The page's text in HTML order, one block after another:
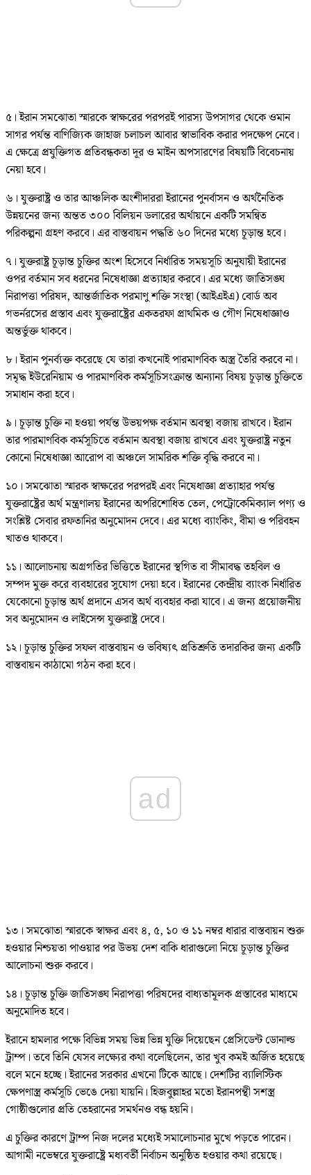
৫। ইরান সমঝোতা স্মারকে স্বাক্ষরের পরপরই পারস্য উপসাগর থেকে ওমান
সাগর পর্যন্ত বাণিজ্যিক জাহাজ চলাচল আবার স্বাভাবিক করার পদক্ষেপ নেবে।
এ ক্ষেত্রে প্রযুক্তিগত প্রতিবন্ধকতা দূর ও মাইন অপসারণের বিষয়টি বিবেচনায়
নেয়া হবে।
৬। যুক্তরাষ্ট্র ও তার আঞ্চলিক অংশীদাররা ইরানের পুনর্বাসন ও অর্থনৈতিক
উন্নয়নের জন্য অন্তত ৩০০ বিলিয়ন ডলারের অর্থায়নে একটি সমন্বিত
পরিকল্পনা গ্রহণ করবে। এর বাস্তবায়ন পদ্ধতি ৬০ দিনের মধ্যে চূড়ান্ত হবে।
৭। যুক্তরাষ্ট্র চূড়ান্ত চুক্তির অংশ হিসেবে নির্ধারিত সময়সূচি অনুযায়ী ইরানের
ওপর বর্তমান সব ধরনের নিষেধাজ্ঞা প্রত্যাহার করবে। এর মধ্যে জাতিসঙ্ঘ
নিরাপত্তা পরিষদ, আন্তর্জাতিক পরমাণু শক্তি সংস্থা (আইএইএ) বোর্ড অব
গভর্নরসের প্রস্তাব এবং যুক্তরাষ্ট্রের একতরফা প্রাথমিক ও গৌণ নিষেধাজ্ঞাও
অন্তর্ভুক্ত থাকবে।
৮। ইরান পুনর্ব্যক্ত করেছে যে তারা কখনোই পারমাণবিক অস্ত্র তৈরি করবে না।
সমৃদ্ধ ইউরেনিয়াম ও পারমাণবিক কর্মসূচিসংক্রান্ত অন্যান্য বিষয় চূড়ান্ত চুক্তিতে
সমাধান করা হবে।
৯। চূড়ান্ত চুক্তি না হওয়া পর্যন্ত উভয়পক্ষ বর্তমান অবস্থা বজায় রাখবে। ইরান
তার পারমাণবিক কর্মসূচিতে বর্তমান অবস্থা বজায় রাখবে এবং যুক্তরাষ্ট্র নতুন
কোনো নিষেধাজ্ঞা আরোপ বা অঞ্চলে সামরিক শক্তি বৃদ্ধি করবে না।
১০। সমঝোতা স্মারক স্বাক্ষরের পরপরই এবং নিষেধাজ্ঞা প্রত্যাহার পর্যন্ত
যুক্তরাষ্ট্রের অর্থ মন্ত্রণালয় ইরানের অপরিশোধিত তেল, পেট্রোকেমিক্যাল পণ্য ও
সংশ্লিষ্ট সেবার রফতানির অনুমোদন দেবে। এর মধ্যে ব্যাংকিং, বীমা ও পরিবহন
খাতও থাকবে।
১১। আলোচনায় অগ্রগতির ভিত্তিতে ইরানের স্থগিত বা সীমাবদ্ধ তহবিল ও
সম্পদ মুক্ত করে ব্যবহারের সুযোগ দেয়া হবে। ইরানের কেন্দ্রীয় ব্যাংক নির্ধারিত
যেকোনো চূড়ান্ত অর্থ প্রদানে এসব অর্থ ব্যবহার করা যাবে। এ জন্য প্রয়োজনীয়
সব অনুমোদন ও লাইসেন্স যুক্তরাষ্ট্র দেবে।
১২। চূড়ান্ত চুক্তির সফল বাস্তবায়ন ও ভবিষ্যৎ প্রতিশ্রুতি তদারকির জন্য একটি
বাস্তবায়ন কাঠামো গঠন করা হবে।
ad
১৩। সমঝোতা স্মারকে স্বাক্ষর এবং ৪, ৫, ১০ ও ১১ নম্বর ধারার বাস্তবায়ন শুরু
হওয়ার নিশ্চয়তা পাওয়ার পর উভয় দেশ বাকি ধারাগুলো নিয়ে চূড়ান্ত চুক্তির
আলোচনা শুরু করবে।
১৪। চূড়ান্ত চুক্তি জাতিসঙ্ঘ নিরাপত্তা পরিষদের বাধ্যতামূলক প্রস্তাবের মাধ্যমে
অনুমোদিত হবে।
ইরানে হামলার পক্ষে বিভিন্ন সময় ভিন্ন ভিন্ন যুক্তি দিয়েছেন প্রেসিডেন্ট ডোনাল্ড
ট্রাম্প। তবে তিনি যেসব লক্ষ্যের কথা বলেছিলেন, তার খুব কমই অর্জিত হয়েছে
বলে মনে হচ্ছে। ইরানের সরকার এখনো টিকে আছে। দেশটির ব্যালিস্টিক
ক্ষেপণাস্ত্র কর্মসূচি ভেঙে দেয়া যায়নি। হিজবুল্লাহর মতো ইরানপন্থী সশস্ত্র
গোষ্ঠীগুলোর প্রতি তেহরানের সমর্থনও বন্ধ হয়নি।
এ চুক্তির কারণে ট্রাম্প নিজ দলের মধ্যেই সমালোচনার মুখে পড়তে পারেন।
আগামী নভেম্বরে যুক্তরাষ্ট্রে মধ্যবর্তী নির্বাচন অনুষ্ঠিত হওয়ার কথা রয়েছে।